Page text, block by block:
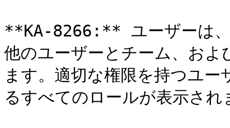
**KA-8266:** ユーザーは、
他のユーザーとチーム、お
ます。適切な権限を持つユ
るすべてのロールが表示され